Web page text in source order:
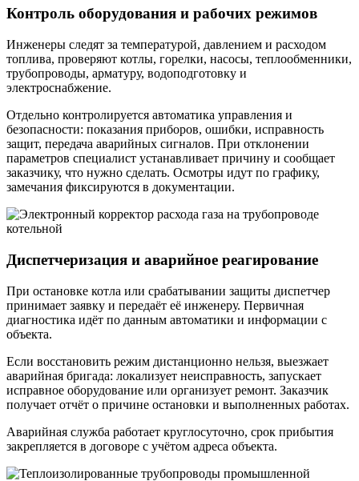
Контроль оборудования и рабочих режимов
Инженеры следят за температурой, давлением и расходом
топлива, проверяют котлы, горелки, насосы, теплообменники,
трубопроводы, арматуру, водоподготовку и
электроснабжение.
Отдельно контролируется автоматика управления и
безопасности: показания приборов, ошибки, исправность
защит, передача аварийных сигналов. При отклонении
параметров специалист устанавливает причину и сообщает
заказчику, что нужно сделать. Осмотры идут по графику,
замечания фиксируются в документации.
Диспетчеризация и аварийное реагирование
При остановке котла или срабатывании защиты диспетчер
принимает заявку и передаёт её инженеру. Первичная
диагностика идёт по данным автоматики и информации с
объекта.
Если восстановить режим дистанционно нельзя, выезжает
аварийная бригада: локализует неисправность, запускает
исправное оборудование или организует ремонт. Заказчик
получает отчёт о причине остановки и выполненных работах.
Аварийная служба работает круглосуточно, срок прибытия
закрепляется в договоре с учётом адреса объекта.